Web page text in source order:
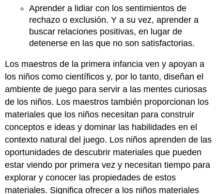
Aprender a lidiar con los sentimientos de
rechazo o exclusión. Y a su vez, aprender a
buscar relaciones positivas, en lugar de
detenerse en las que no son satisfactorias.
Los maestros de la primera infancia ven y apoyan a
los niños como científicos y, por lo tanto, diseñan el
ambiente de juego para servir a las mentes curiosas
de los niños. Los maestros también proporcionan los
materiales que los niños necesitan para construir
conceptos e ideas y dominar las habilidades en el
contexto natural del juego. Los niños aprenden de las
oportunidades de descubrir materiales que pueden
estar viendo por primera vez y necesitan tiempo para
explorar y conocer las propiedades de estos
materiales. Significa ofrecer a los niños materiales